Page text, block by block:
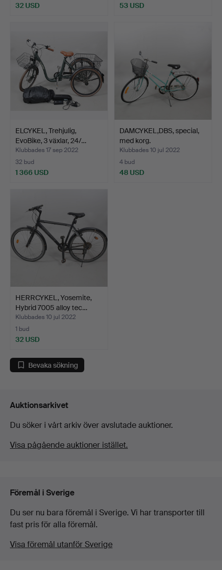
32 USD 53 USD
ELCYKEL, Trehjulig,
EvoBike, 3 växlar, 24/…
Klubbades 17 sep 2022
32 bud
1 366 USD
DAMCYKEL,DBS, special,
med korg.
Klubbades 10 jul 2022
4 bud
48 USD
HERRCYKEL, Yosemite,
Hybrid 7005 alloy tec…
Klubbades 10 jul 2022
1 bud
32 USD
Bevaka sökning
Auktionsarkivet
Du söker i vårt arkiv över avslutade auktioner.
Visa pågående auktioner istället.
Föremål i Sverige
Du ser nu bara föremål i Sverige. Vi har transporter till
fast pris för alla föremål.
Visa föremål utanför Sverige